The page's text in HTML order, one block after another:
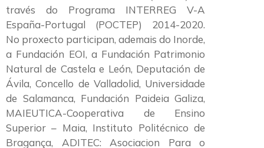
través do Programa INTERREG V-A
España-Portugal (POCTEP) 2014-2020.
No proxecto participan, ademais do Inorde,
a Fundación EOI, a Fundación Patrimonio
Natural de Castela e León, Deputación de
Ávila, Concello de Valladolid, Universidade
de Salamanca, Fundación Paideia Galiza,
MAIEUTICA-Cooperativa de Ensino
Superior – Maia, Instituto Politécnico de
Bragança, ADITEC: Asociacion Para o